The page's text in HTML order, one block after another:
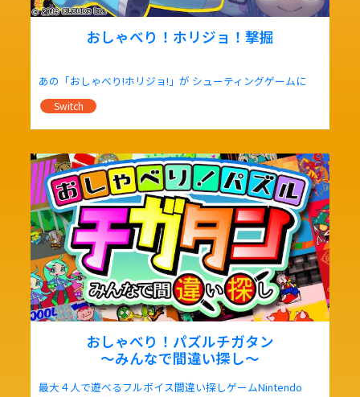
おしゃべり！ホリジョ！撃掘
あの「おしゃべり!ホリジョ!」が シューティングゲームに
Switch
おしゃべり！パズルチガタン
～みんなで間違い探し～
最大４人で遊べるフルボイス間違い探しゲームNintendo